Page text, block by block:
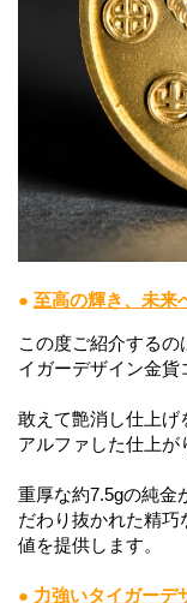
● 至高の輝き、未来
この度ご紹介するの
イガーデザイン金貨
敢えて艶消し仕上げ
アルファした仕上が
重厚な約7.5gの純金
だわり抜かれた精
値を提供します。
● 力強いタイガーデ